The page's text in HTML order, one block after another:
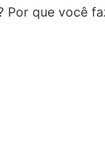
Por que você